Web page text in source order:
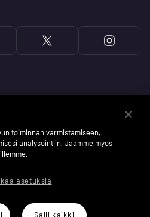
toiminnan varmistamiseen,
analysointiin. Jaamme myös
Salli kaikki
asetuksia